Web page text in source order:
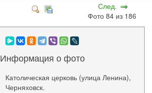
След.
Фото 84 из 186
Информация о фото
Католическая церковь (улица Ленина),
Черняховск.